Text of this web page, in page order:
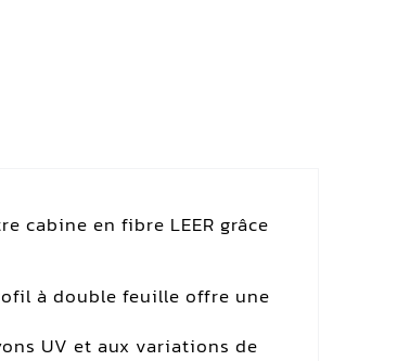
cabine en fibre LEER grâce
à double feuille offre une
UV et aux variations de